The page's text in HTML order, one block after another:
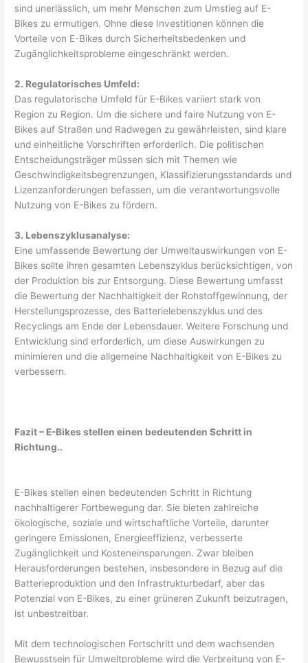
sind unerlässlich, um mehr Menschen zum Umstieg auf E-
Bikes zu ermutigen. Ohne diese Investitionen können die
Vorteile von E-Bikes durch Sicherheitsbedenken und
Zugänglichkeitsprobleme eingeschränkt werden.
2. Regulatorisches Umfeld:
Das regulatorische Umfeld für E-Bikes variiert stark von
Region zu Region. Um die sichere und faire Nutzung von E-
Bikes auf Straßen und Radwegen zu gewährleisten, sind klare
und einheitliche Vorschriften erforderlich. Die politischen
Entscheidungsträger müssen sich mit Themen wie
Geschwindigkeitsbegrenzungen, Klassifizierungsstandards und
Lizenzanforderungen befassen, um die verantwortungsvolle
Nutzung von E-Bikes zu fördern.
3. Lebenszyklusanalyse:
Eine umfassende Bewertung der Umweltauswirkungen von E-
Bikes sollte ihren gesamten Lebenszyklus berücksichtigen, von
der Produktion bis zur Entsorgung. Diese Bewertung umfasst
die Bewertung der Nachhaltigkeit der Rohstoffgewinnung, der
Herstellungsprozesse, des Batterielebenszyklus und des
Recyclings am Ende der Lebensdauer. Weitere Forschung und
Entwicklung sind erforderlich, um diese Auswirkungen zu
minimieren und die allgemeine Nachhaltigkeit von E-Bikes zu
verbessern.
Fazit – E-Bikes stellen einen bedeutenden Schritt in
Richtung..
E-Bikes stellen einen bedeutenden Schritt in Richtung
nachhaltigerer Fortbewegung dar. Sie bieten zahlreiche
ökologische, soziale und wirtschaftliche Vorteile, darunter
geringere Emissionen, Energieeffizienz, verbesserte
Zugänglichkeit und Kosteneinsparungen. Zwar bleiben
Herausforderungen bestehen, insbesondere in Bezug auf die
Batterieproduktion und den Infrastrukturbedarf, aber das
Potenzial von E-Bikes, zu einer grüneren Zukunft beizutragen,
ist unbestreitbar.
Mit dem technologischen Fortschritt und dem wachsenden
Bewusstsein für Umweltprobleme wird die Verbreitung von E-